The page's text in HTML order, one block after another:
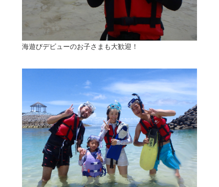
海遊びデビューのお子さまも大歓迎！